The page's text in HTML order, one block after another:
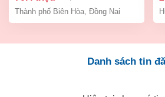
tỷ
Thành phố Biên Hòa Đồng Nai
Danh sách tin